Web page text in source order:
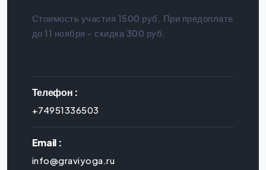
Стоимость участия 1500 руб. При предоплате
до 11 ноября - скидка 300 руб.
Телефон :
+74951336503
Email :
info@graviyoga.ru